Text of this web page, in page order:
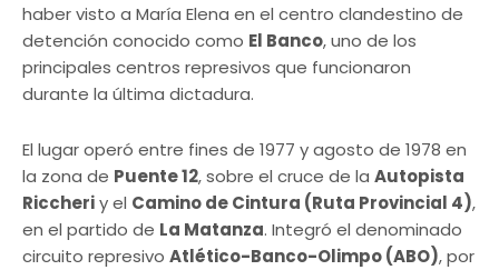
haber visto a María Elena en el centro clandestino de
detención conocido como El Banco, uno de los
principales centros represivos que funcionaron
durante la última dictadura.
El lugar operó entre fines de 1977 y agosto de 1978 en
la zona de Puente 12, sobre el cruce de la Autopista
Riccheriy el Camino de Cintura (Ruta Provincial 4),
en el partido de La Matanza. Integró el denominado
circuito represivo Atlético-Banco-Olimpo (ABO), por